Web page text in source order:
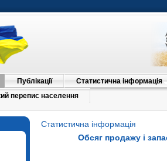
Публікації
Статистична інформація
перепис населення
Статистична інформація
Обсяг продажу і